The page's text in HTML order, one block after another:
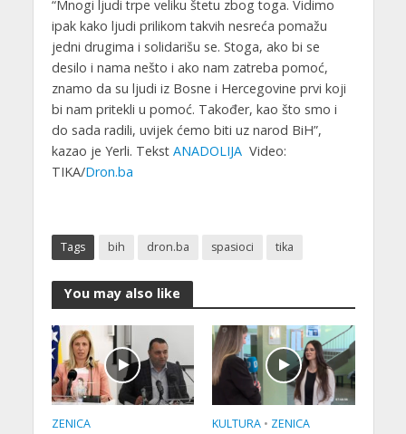
“Mnogi ljudi trpe veliku štetu zbog toga. Vidimo
ipak kako ljudi prilikom takvih nesreća pomažu
jedni drugima i solidarišu se. Stoga, ako bi se
desilo i nama nešto i ako nam zatreba pomoć,
znamo da su ljudi iz Bosne i Hercegovine prvi koji
bi nam pritekli u pomoć. Također, kao što smo i
do sada radili, uvijek ćemo biti uz narod BiH”,
kazao je Yerli. Tekst ANADOLIJAVideo:
TIKA/Dron.ba
Tags bih dron.ba spasioci tika
You may also like
ZENICA KULTURA • ZENICA